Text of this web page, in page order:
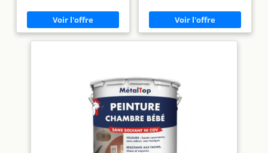
directement sans sous-couche
ni dilution préalable, Haut
pouvoir couvrant en 2 couches
seulement, Application au
en 6 h, Entretien très facile en
un coup d’éponge Rendement
: environ 10 m²/L (2,5 L =
environ 25 m²), Nettoyage des
outils à l’eau claire, Peinture
sans odeur désagréable
Contenu : 1 x Peinture Dulux
Valentine Si Simple, Couleur :
directement sans sous-couche
ni dilution préalable, Haut
pouvoir couvrant en 2 couches
seulement, Application au
en 6 h, Entretien très facile en
un coup d’éponge Rendement
: environ 10 m²/L (2,5 L =
environ 25 m²), Nettoyage des
outils à l’eau claire, Peinture
sans odeur désagréable
Contenu : 1 x Peinture Dulux
Valentine Si Simple, Couleur :